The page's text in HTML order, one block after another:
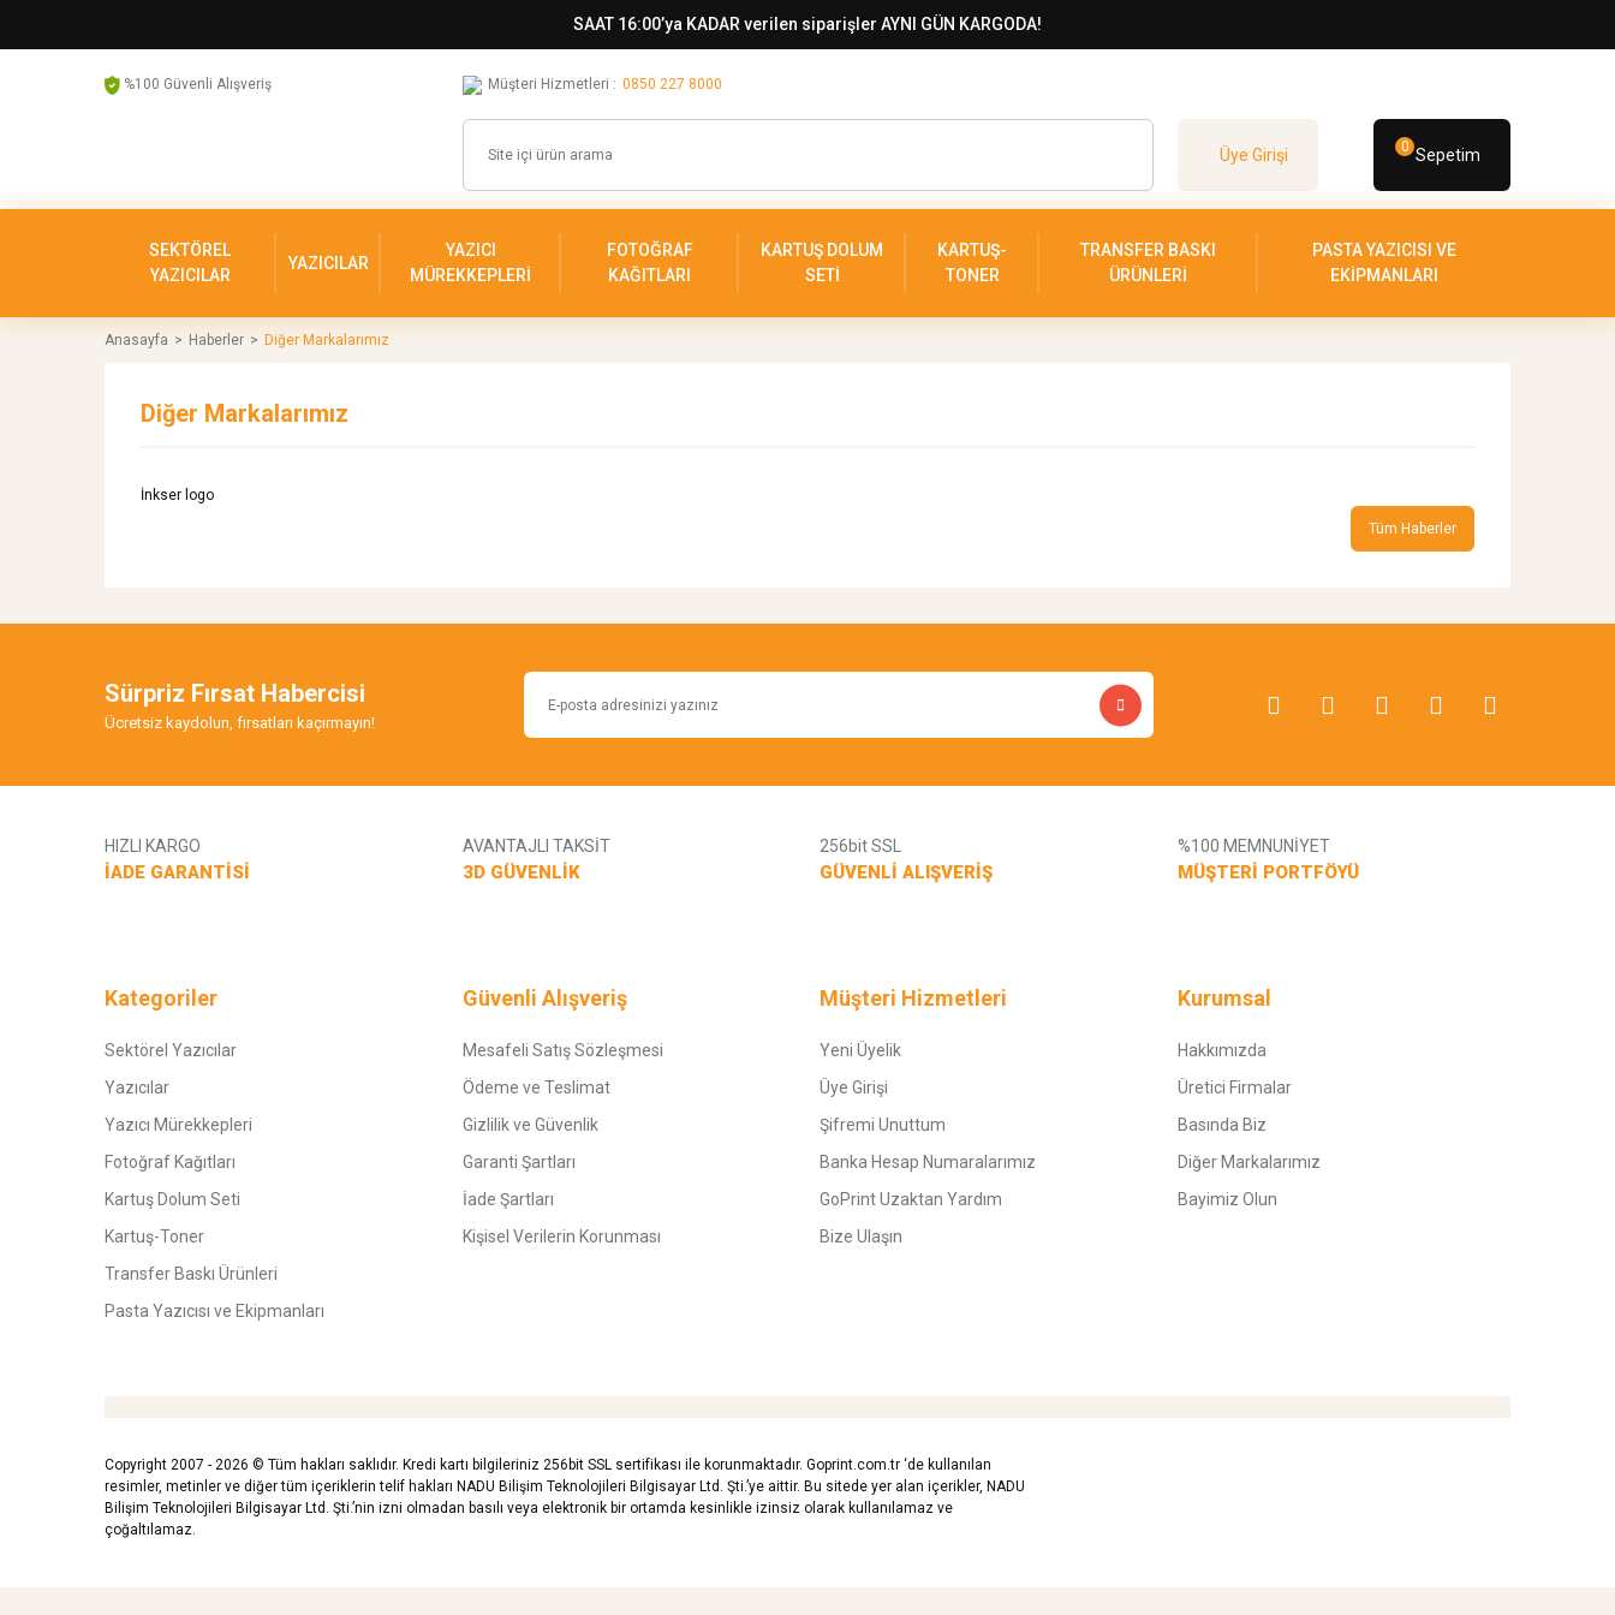
SAAT 16:00’ya KADAR verilen siparişler AYNI GÜN KARGODA!
%100 Güvenli Alışveriş Müşteri Hizmetleri : 0850 227 8000
Üye Girişi 0 Sepetim
SEKTÖREL
YAZICILAR
YAZICILAR
YAZICI
MÜREKKEPLERİ
FOTOĞRAF
KAĞITLARI
KARTUŞ DOLUM
SETİ
KARTUŞ-
TONER
TRANSFER BASKI
ÜRÜNLERİ
PASTA YAZICISI VE
EKİPMANLARI
Anasayfa Haberler Diğer Markalarımız
Diğer Markalarımız
İnkser logo
Tüm Haberler
Sürpriz Fırsat Habercisi
Ücretsiz kaydolun, fırsatları kaçırmayın!
HIZLI KARGO
İADE GARANTİSİ
AVANTAJLI TAKSİT
3D GÜVENLİK
256bit SSL
GÜVENLİ ALIŞVERİŞ
%100 MEMNUNİYET
MÜŞTERİ PORTFÖYÜ
Kategoriler
Sektörel Yazıcılar
Yazıcılar
Yazıcı Mürekkepleri
Fotoğraf Kağıtları
Kartuş Dolum Seti
Kartuş-Toner
Transfer Baskı Ürünleri
Pasta Yazıcısı ve Ekipmanları
Güvenli Alışveriş
Mesafeli Satış Sözleşmesi
Ödeme ve Teslimat
Gizlilik ve Güvenlik
Garanti Şartları
İade Şartları
Kişisel Verilerin Korunması
Müşteri Hizmetleri
Yeni Üyelik
Üye Girişi
Şifremi Unuttum
Banka Hesap Numaralarımız
GoPrint Uzaktan Yardım
Bize Ulaşın
Kurumsal
Hakkımızda
Üretici Firmalar
Basında Biz
Diğer Markalarımız
Bayimiz Olun
Copyright 2007 - 2026 © Tüm hakları saklıdır. Kredi kartı bilgileriniz 256bit SSL sertifikası ile korunmaktadır. Goprint.com.tr ‘de kullanılan
resimler, metinler ve diğer tüm içeriklerin telif hakları NADU Bilişim Teknolojileri Bilgisayar Ltd. Şti.’ye aittir. Bu sitede yer alan içerikler, NADU
Bilişim Teknolojileri Bilgisayar Ltd. Şti.’nin izni olmadan basılı veya elektronik bir ortamda kesinlikle izinsiz olarak kullanılamaz ve
çoğaltılamaz.